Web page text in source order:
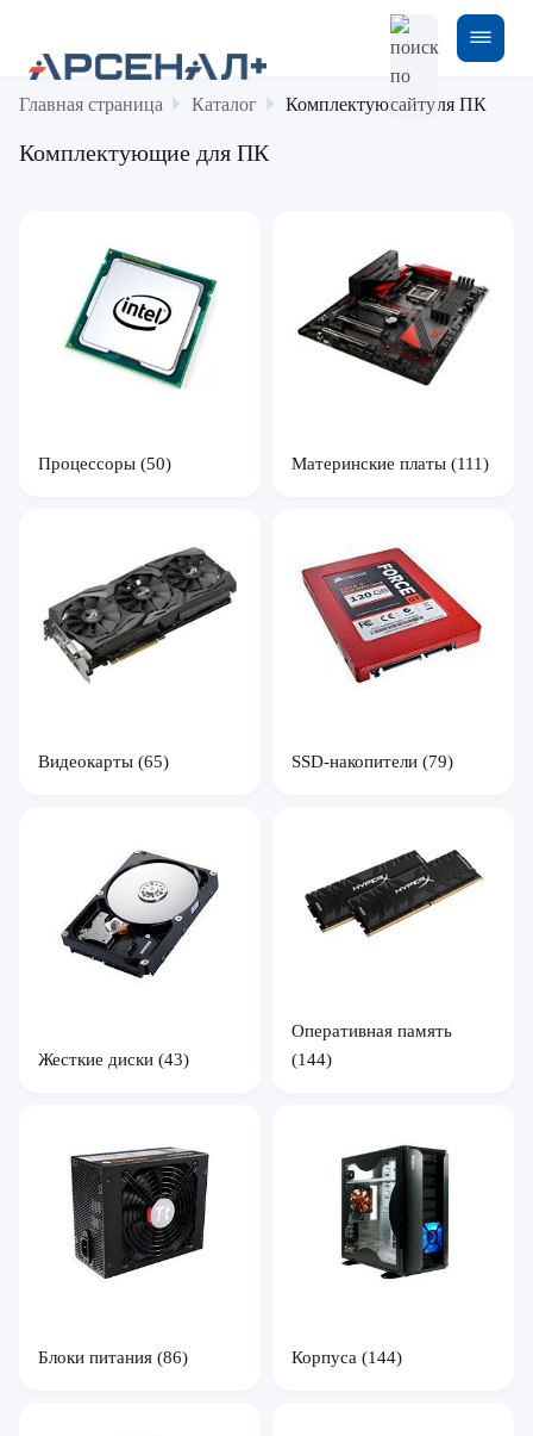
Главная страница Каталог Комплектующие для ПК
Комплектующие для ПК
Процессоры (50) Материнские платы (111)
Видеокарты (65) SSD-накопители (79)
Жесткие диски (43)
Оперативная память
(144)
Блоки питания (86) Корпуса (144)